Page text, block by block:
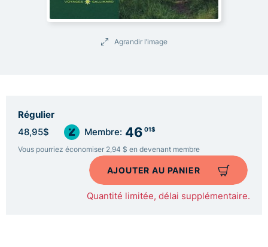
Agrandir l’image
Régulier
48,95$ Membre: 46 01$
Vous pourriez économiser 2,94 $ en devenant membre
AJOUTER AU PANIER
Quantité limitée, délai supplémentaire.